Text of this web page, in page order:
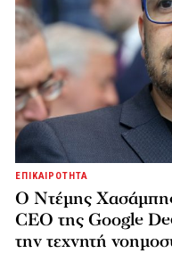
ΕΠΙΚΑΙΡΟΤΗΤΑ
Ο Ντέμης
CEO της Google
την τεχνητή